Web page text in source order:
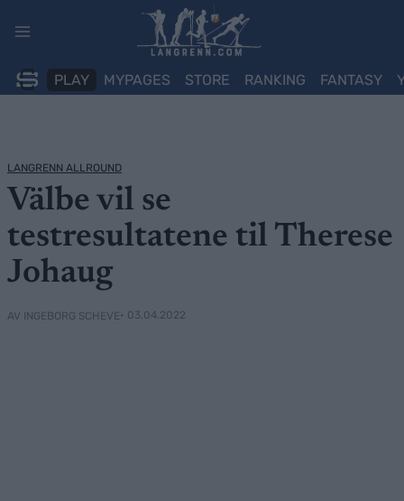
PLAY MYPAGES STORE RANKING FANTASY
LANGRENN ALLROUND
Välbe vil se
testresultatene til Therese
Johaug
AV INGEBORG SCHEVE• 03.04.2022